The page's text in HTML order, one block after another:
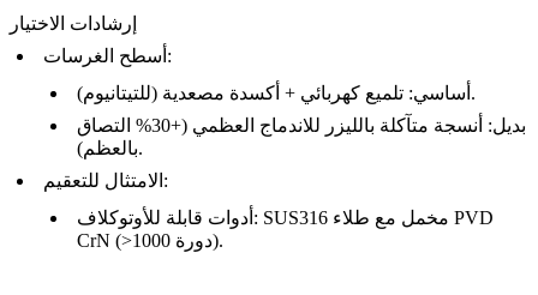
إرشادات الاختيار
أسطح الغرسات :
أساسي : تلميع كهربائي + أكسدة مصعدية (للتيتانيوم).
بديل
: أنسجة متآكلة بالليزر للاندماج العظمي (+30% التصاق
بالعظم).
الامتثال للتعقيم :
أدوات قابلة للأوتوكلاف : SUS316 مخمل مع طلاء PVD
CrN (>1000 دورة).